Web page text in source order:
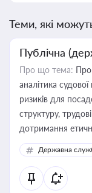
Теми, які
Публічна
Про що тема: Про
аналітика
ризиків для
структуру,
дотримання
Державна